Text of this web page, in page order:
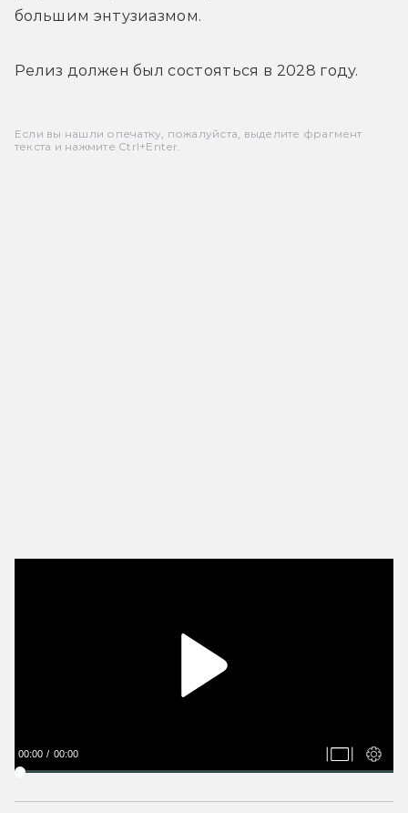
большим энтузиазмом.
Релиз должен был состояться в 2028 году.
Если вы нашли опечатку, пожалуйста, выделите фрагмент
текста и нажмите Ctrl+Enter.
00:00 00:00